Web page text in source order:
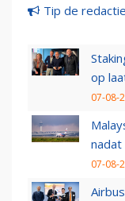
Tip de redactie
op
07-08-
nadat
07-08-